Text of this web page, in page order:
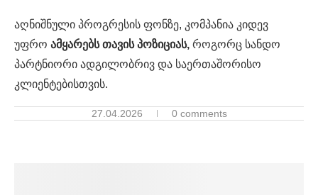
აღნიშნული პროგრესის ფონზე, კომპანია კიდევ
უფრო ამყარებსთავისპოზიციას, როგორც სანდო
პარტნიორი ადგილობრივ და საერთაშორისო
კლიენტებისთვის.
27.04.2026 0 comments